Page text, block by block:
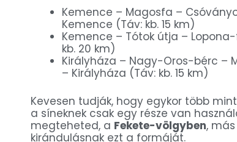
Kemence – Magosfa –
Kemence (Táv: kb. 15 km)
Kemence – Tótok útja –
kb. 20 km)
Királyháza – Nagy-Oros-bérc –
– Királyháza (Táv: kb. 15 km)
Kevesen tudják, hogy egykor több
a síneknek csak egy része van
megteheted, a Fekete-völgyben,
kirándulásnak ezt a formáját.